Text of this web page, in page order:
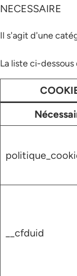
NECESSAIRE
Il s'agit d'une
La liste ci-
__cfduid